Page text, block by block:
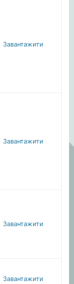
Завантажити
Завантажити
Завантажити
Завантажити